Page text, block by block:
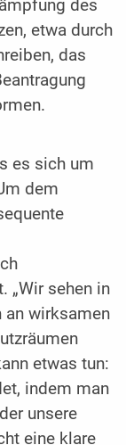
des
etwa durch
das
es sich um
dem
„Wir sehen in
an wirksamen
etwas tun:
indem man
unsere
eine klare